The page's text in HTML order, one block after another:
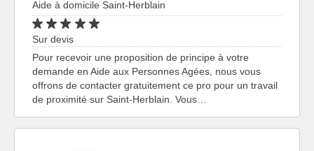
Aide à domicile Saint-Herblain
Sur devis
Pour recevoir une proposition de principe à votre
demande en Aide aux Personnes Agées, nous vous
offrons de contacter gratuitement ce pro pour un travail
de proximité sur Saint-Herblain. Vous…